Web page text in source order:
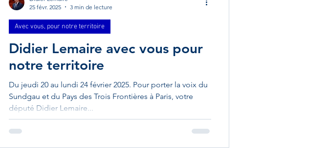
Didier Lemaire avec vous pour
notre territoire
Du jeudi 20 au lundi 24 février 2025. Pour porter la voix du
Sundgau et du Pays des Trois Frontières à Paris, votre
député Didier Lemaire...
Avec vous, pour notre territoire
25 févr. 2025
3 min de lecture